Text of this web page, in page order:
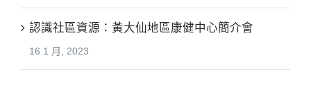
認識社區資源：黃大仙地區康健中心簡介會
16 1 月, 2023